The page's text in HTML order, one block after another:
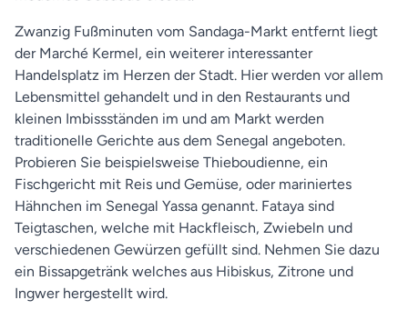
Zwanzig Fußminuten vom Sandaga-Markt entfernt liegt
der Marché Kermel, ein weiterer interessanter
Handelsplatz im Herzen der Stadt. Hier werden vor allem
Lebensmittel gehandelt und in den Restaurants und
kleinen Imbissständen im und am Markt werden
traditionelle Gerichte aus dem Senegal angeboten.
Probieren Sie beispielsweise Thieboudienne, ein
Fischgericht mit Reis und Gemüse, oder mariniertes
Hähnchen im Senegal Yassa genannt. Fataya sind
Teigtaschen, welche mit Hackfleisch, Zwiebeln und
verschiedenen Gewürzen gefüllt sind. Nehmen Sie dazu
ein Bissapgetränk welches aus Hibiskus, Zitrone und
Ingwer hergestellt wird.